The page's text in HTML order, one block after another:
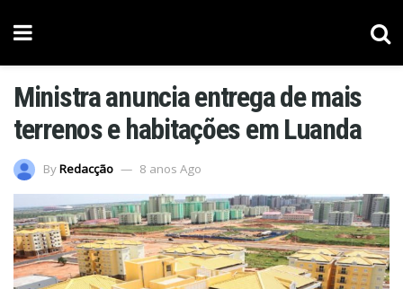
Ministra anuncia entrega de mais
terrenos e habitações em Luanda
ByRedacção 8 anos Ago